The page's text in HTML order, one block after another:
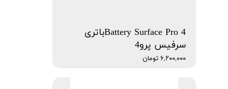
Battery Surface Pro 4باتری
سرفیس پرو4
۶,۲۰۰,۰۰۰ تومان